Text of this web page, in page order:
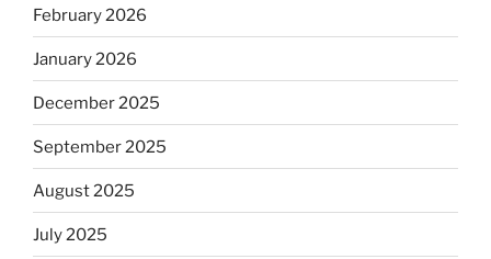
February 2026
January 2026
December 2025
September 2025
August 2025
July 2025